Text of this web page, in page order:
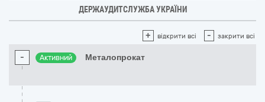
ДЕРЖАУДИТСЛУЖБА УКРАЇНИ
+ відкрити всі - закрити всі
- Активний Металопрокат